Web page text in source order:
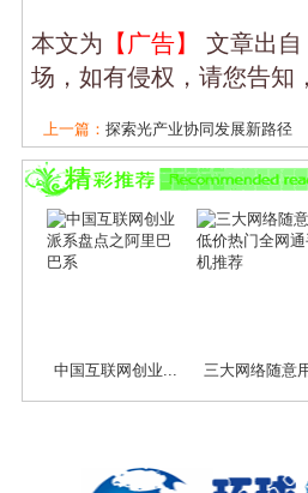
本文为 【广告】
文章出
场，如有侵权，请您告知
上一篇： 探索光产业协同发展新路径
下一篇：烽火通信助力中国移动建成
中国互联网创业... 三大网络随意